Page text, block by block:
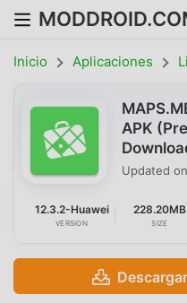
Inicio Aplicaciones
APK
Updated on
12.3.2-Huawei
VERSION
228.20MB
SIZE